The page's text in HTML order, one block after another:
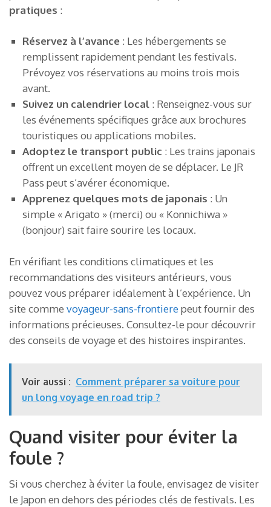
pratiques :
Réservez à l’avance : Les hébergements se
remplissent rapidement pendant les festivals.
Prévoyez vos réservations au moins trois mois
avant.
Suivez un calendrier local : Renseignez-vous sur
les événements spécifiques grâce aux brochures
touristiques ou applications mobiles.
Adoptez le transport public : Les trains japonais
offrent un excellent moyen de se déplacer. Le JR
Pass peut s’avérer économique.
Apprenez quelques mots de japonais : Un
simple « Arigato » (merci) ou « Konnichiwa »
(bonjour) sait faire sourire les locaux.
En vérifiant les conditions climatiques et les
recommandations des visiteurs antérieurs, vous
pouvez vous préparer idéalement à l’expérience. Un
site comme voyageur-sans-frontierepeut fournir des
informations précieuses. Consultez-le pour découvrir
des conseils de voyage et des histoires inspirantes.
Voir aussi : Comment préparer sa voiture pour
un long voyage en road trip ?
Quand visiter pour éviter la
foule ?
Si vous cherchez à éviter la foule, envisagez de visiter
le Japon en dehors des périodes clés de festivals. Les